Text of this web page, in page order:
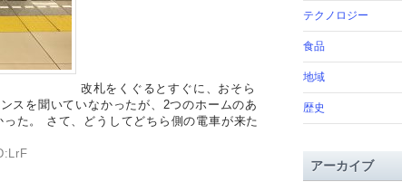
改札をくぐるとすぐに、おそら
スを聞いていなかったが、2つのホームのあ
た。 さて、どうしてどちら側の電車が来た
テクノロジー
食品
地域
歴史
アーカイブ